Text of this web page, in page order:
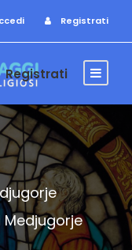
Registrati
Registrati